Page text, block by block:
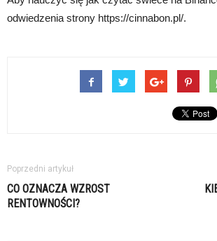
odwiedzenia strony https://cinnabon.pl/.
Poprzedni artykuł
CO OZNACZA WZROST
RENTOWNOŚCI?